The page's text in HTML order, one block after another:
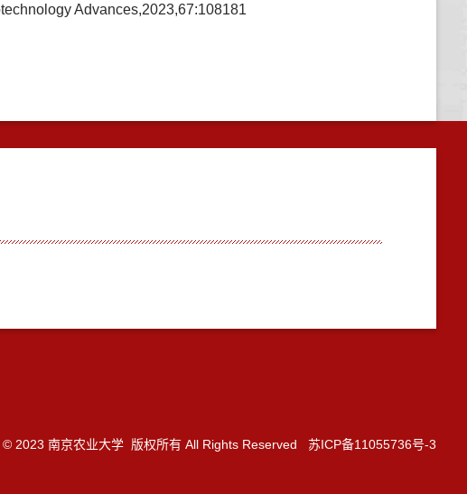
Advances,2023,67:108181
© 2023 南京农业大学 版权所有 All Rights Reserved 苏ICP备11055736号-3